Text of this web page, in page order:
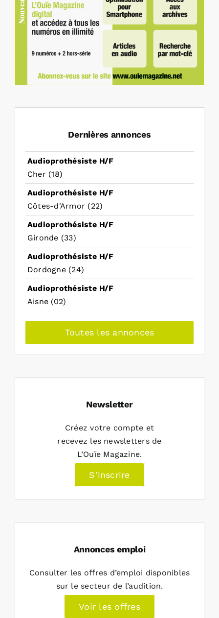
Dernières annonces
Audioprothésiste H/F
Cher (18)
Audioprothésiste H/F
Côtes-d'Armor (22)
Audioprothésiste H/F
Gironde (33)
Audioprothésiste H/F
Dordogne (24)
Audioprothésiste H/F
Aisne (02)
Toutes les annonces
Newsletter
Créez votre compte et
recevez les newsletters de
L’Ouïe Magazine.
S’inscrire
Annonces emploi
Consulter les offres d’emploi disponibles
sur le secteur de l’audition.
Voir les offres